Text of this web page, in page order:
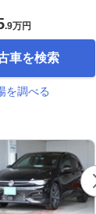
.9万円
車を検索
を調べる